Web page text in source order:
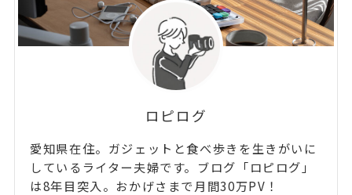
ロピログ
愛知県在住。ガジェットと食べ歩きを生きがいに
しているライター夫婦です。ブログ「ロピログ」
は8年目突入。おかげさまで月間30万PV！